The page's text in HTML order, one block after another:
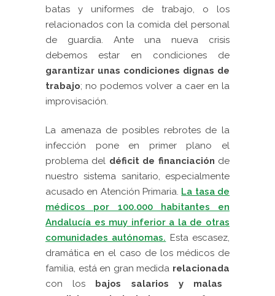
batas y uniformes de trabajo, o los
relacionados con la comida del personal
de guardia. Ante una nueva crisis
debemos estar en condiciones de
garantizar unas condiciones dignas de
trabajo; no podemos volver a caer en la
improvisación.
La amenaza de posibles rebrotes de la
infección pone en primer plano el
problema del déficit de financiación de
nuestro sistema sanitario, especialmente
acusado en Atención Primaria. La tasa de
médicos por 100.000 habitantes en
Andalucía es muy inferior a la de otras
comunidades autónomas. Esta escasez,
dramática en el caso de los médicos de
familia, está en gran medida relacionada
con los bajos salarios y malas